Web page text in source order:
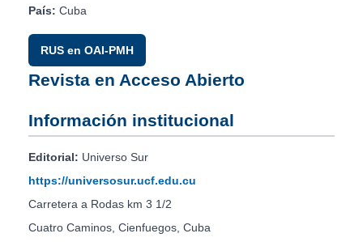
País: Cuba
RUS en OAI-PMH
Revista en Acceso Abierto
Información institucional
Editorial: Universo Sur
https://universosur.ucf.edu.cu
Carretera a Rodas km 3 1/2
Cuatro Caminos, Cienfuegos, Cuba